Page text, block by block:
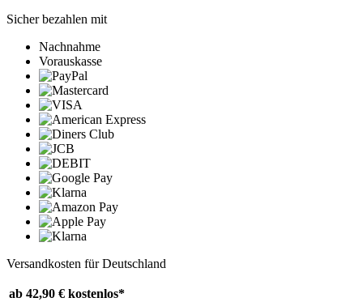
Sicher bezahlen mit
Nachnahme
Vorauskasse
Versandkosten für Deutschland
ab 42,90 € kostenlos*